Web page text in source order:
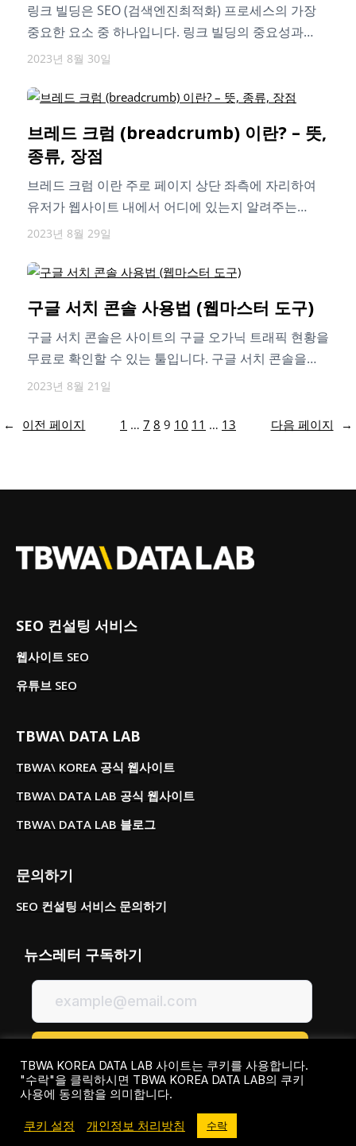
링크 빌딩은 SEO (검색엔진최적화) 프로세스의 가장
중요한 요소 중 하나입니다. 링크 빌딩의 중요성과
성공적인 링크 빌딩 전략까지 확인해보세요.
2023년 8월 30일
브레드 크럼 (breadcrumb) 이란? – 뜻,
종류, 장점
브레드 크럼 이란 주로 페이지 상단 좌측에 자리하여
유저가 웹사이트 내에서 어디에 있는지 알려주는
네비게이션 텍스트 입니다. 브레드…
2023년 8월 29일
구글 서치 콘솔 사용법 (웹마스터 도구)
구글 서치 콘솔은 사이트의 구글 오가닉 트래픽 현황을
무료로 확인할 수 있는 툴입니다. 구글 서치 콘솔을
최대로 활용할…
2023년 8월 21일
← 이전 페이지 1 … 7 8 9 10 11 … 13 다음 페이지 →
SEO 컨설팅 서비스
웹사이트 SEO
유튜브 SEO
TBWA\ DATA LAB
TBWA\ KOREA 공식 웹사이트
TBWA\ DATA LAB 공식 웹사이트
TBWA\ DATA LAB 블로그
문의하기
SEO 컨설팅 서비스 문의하기
뉴스레터 구독하기
TBWA KOREA DATA LAB 사이트는 쿠키를 사용합니다.
"수락"을 클릭하시면 TBWA KOREA DATA LAB의 쿠키
사용에 동의함을 의미합니다.
쿠키 설정 개인정보 처리방침 수락